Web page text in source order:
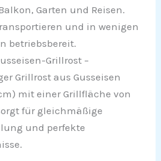
Garten und Reisen.
und in wenigen
betriebsbereit.
Grillrost –
Grillrost aus Gusseisen
mit einer Grillfläche von
für gleichmäßige
und perfekte